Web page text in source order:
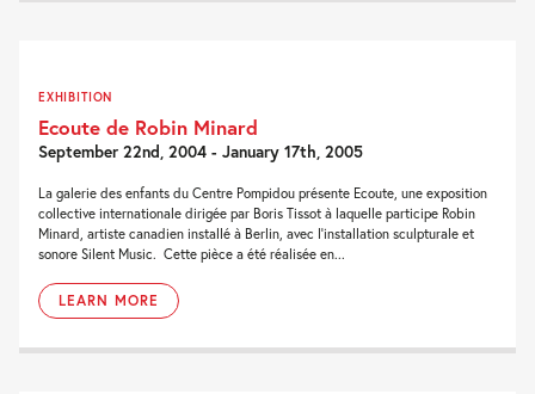
EXHIBITION
Ecoute de Robin Minard
September 22nd, 2004 - January 17th, 2005
La galerie des enfants du Centre Pompidou présente Ecoute, une exposition
collective internationale dirigée par Boris Tissot à laquelle participe Robin
Minard, artiste canadien installé à Berlin, avec l’installation sculpturale et
sonore Silent Music. Cette pièce a été réalisée en...
LEARN MORE